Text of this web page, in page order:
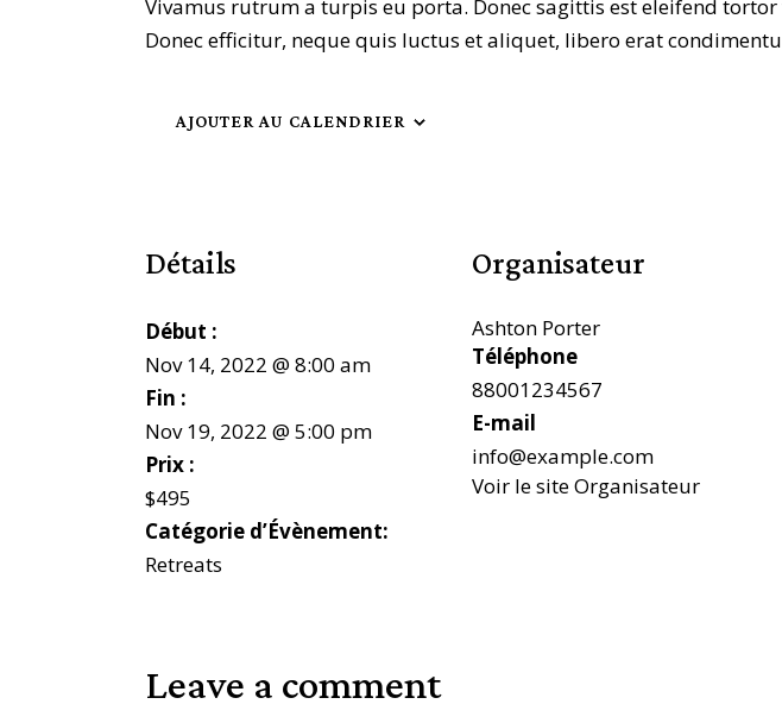
Vivamus rutrum a turpis eu porta. Donec sagittis est eleifend
Donec efficitur, neque quis luctus et aliquet, libero erat
AJOUTER AU CALENDRIER
Détails
Début :
Nov 14, 2022 @ 8:00 am
Fin :
Nov 19, 2022 @ 5:00 pm
Prix :
$495
Catégorie d’Évènement:
Retreats
Organisateur
Ashton Porter
Téléphone
88001234567
E-mail
info@example.com
Voir le site Organisateur
Leave a comment